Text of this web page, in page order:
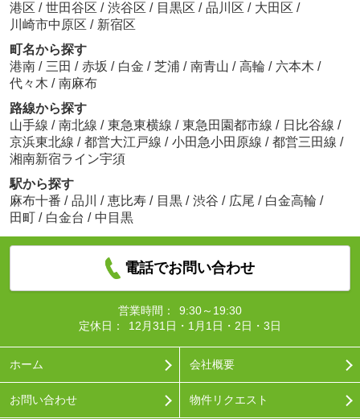
港区 / 世田谷区 / 渋谷区 / 目黒区 / 品川区 / 大田区 /
川崎市中原区 / 新宿区
町名から探す
港南 / 三田 / 赤坂 / 白金 / 芝浦 / 南青山 / 高輪 / 六本木 /
代々木 / 南麻布
路線から探す
山手線 / 南北線 / 東急東横線 / 東急田園都市線 / 日比谷線 /
京浜東北線 / 都営大江戸線 / 小田急小田原線 / 都営三田線 /
湘南新宿ライン宇須
駅から探す
麻布十番 / 品川 / 恵比寿 / 目黒 / 渋谷 / 広尾 / 白金高輪 /
田町 / 白金台 / 中目黒
電話でお問い合わせ
営業時間：
9:30～19:30
定休日：
12月31日・1月1日・2日・3日
ホーム 会社概要
お問い合わせ 物件リクエスト